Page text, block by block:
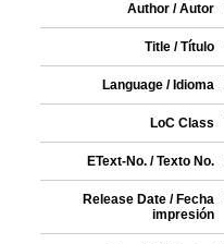
Author / Autor
Title / Título
Language / Idioma
LoC Class
EText-No. / Texto No.
Release Date / Fecha
impresión